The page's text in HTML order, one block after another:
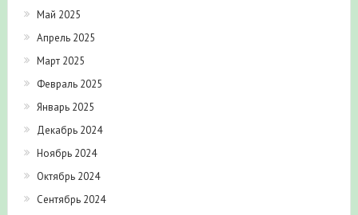
Май 2025
Апрель 2025
Март 2025
Февраль 2025
Январь 2025
Декабрь 2024
Ноябрь 2024
Октябрь 2024
Сентябрь 2024